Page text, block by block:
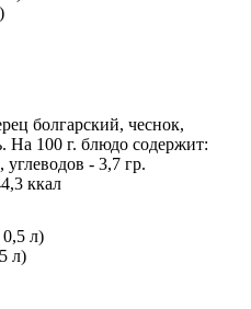
болгарский, чеснок,
На 100 г. блюдо содержит:
углеводов - 3,7 гр.
ккал
л)